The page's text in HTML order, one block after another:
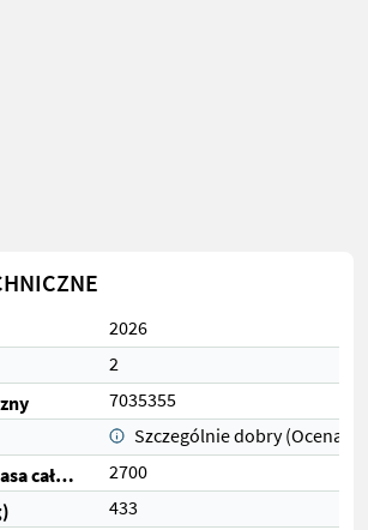
2026
2
7035355
Szczególnie dobry (Ocena 1)
Dopuszczalna masa całkowita (kg)
2700
433